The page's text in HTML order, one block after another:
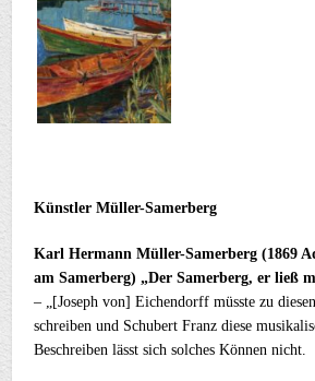
Künstler Müller-Samerberg
Karl Hermann Müller-Samerberg (1869
am Samerberg)„Der Samerberg, er ließ
– „[Joseph von] Eichendorff müsste zu
schreiben und Schubert Franz diese
Beschreiben lässt sich solches Können nicht.